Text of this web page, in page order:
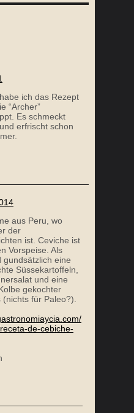
MIT GRÜNEM
ich das Rezept
“Archer”
Es schmeckt
erfrischt schon
aus Peru, wo
der
ist. Ceviche ist
Vorspeise. Als
gundsätzlich eine
Süssekartoffeln,
und eine
gekochter
für Paleo?).
de-cebiche-